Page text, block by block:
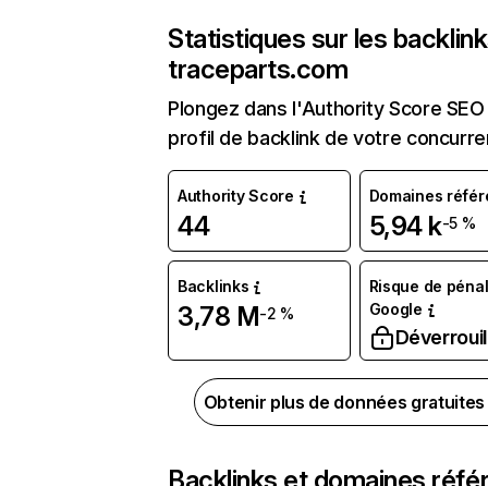
Statistiques sur les
traceparts.com
Plongez dans l'Authority Score
profil de backlink de votre
Authority Score
44
Domaines
5,94 k-5 %
Backlinks
3,78 M-2 %
Risque de
Google
Obtenir plus de données